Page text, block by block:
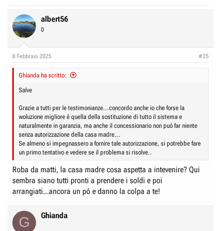
albert56
0
8 Febbraio 2025 #25
Ghianda ha scritto:
Salve
Grazie a tutti per le testimonianze...concordo anche io che forse la
woluzione migliore è quella della sostituzione di tutto il sistema e
naturalmente in garanzia, ma anche il concessionario non può far niente
senza autorizzazione della casa madre...
Se almeno si impegnassero a fornire tale autorizzazione, si potrebbe fare
un primo tentativo e vedere se il problema si risolve..
Roba da matti, la casa madre cosa aspetta a intevenire? Qui
sembra siano tutti pronti a prendere i soldi e poi
arrangiati...ancora un pò e danno la colpa a te!
G Ghianda